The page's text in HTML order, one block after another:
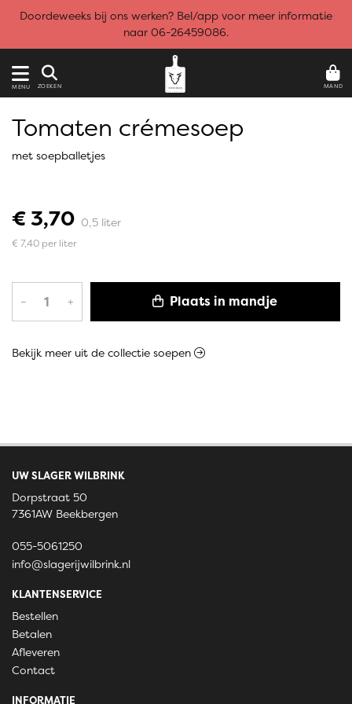
Doordeweeks bij ons werken? Bel/app voor meer informatie
naar 06-26459086.
MENU ZOEKEN MAND
Tomaten crémesoep
met soepballetjes
€ 3,70 0,5 liter
€ 7,40 per liter
– + Plaats in mandje
Bekijk meer uit de collectie soepen
UW SLAGER WILBRINK
Dorpstraat 50
7361AW Beekbergen
055-5061250
info@slagerijwilbrink.nl
KLANTENSERVICE
Bestellen
Betalen
Afleveren
Contact
INFORMATIE